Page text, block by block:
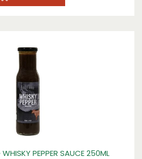
PEPPER SAUCE 250ML